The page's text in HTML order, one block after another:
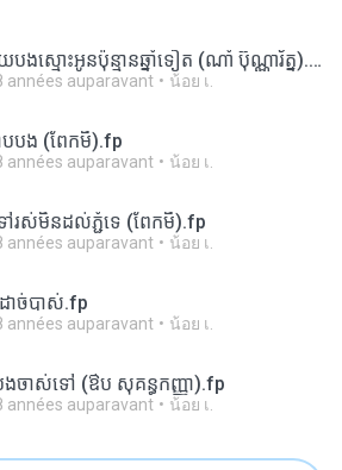
០១.តើអោយបងស្មោះអូនប៉ុន្មានឆ្នាំទៀត (ណាំ ប៊ុណ្ណារ័ត្ន).fp
années auparavant น้อย เ.
បបង (ពែកមី).fp
années auparavant น้อย เ.
រស់មិនដល់ភ្ជុំទេ (ពែកមី).fp
années auparavant น้อย เ.
ាច់បាស់.fp
années auparavant น้อย เ.
ចាស់ទៅ (ឳប សុគន្ធកញ្ញា).fp
années auparavant น้อย เ.